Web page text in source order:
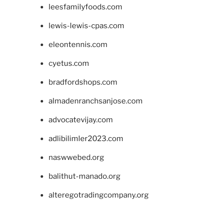
leesfamilyfoods.com
lewis-lewis-cpas.com
eleontennis.com
cyetus.com
bradfordshops.com
almadenranchsanjose.com
advocatevijay.com
adlibilimler2023.com
naswwebed.org
balithut-manado.org
alteregotradingcompany.org